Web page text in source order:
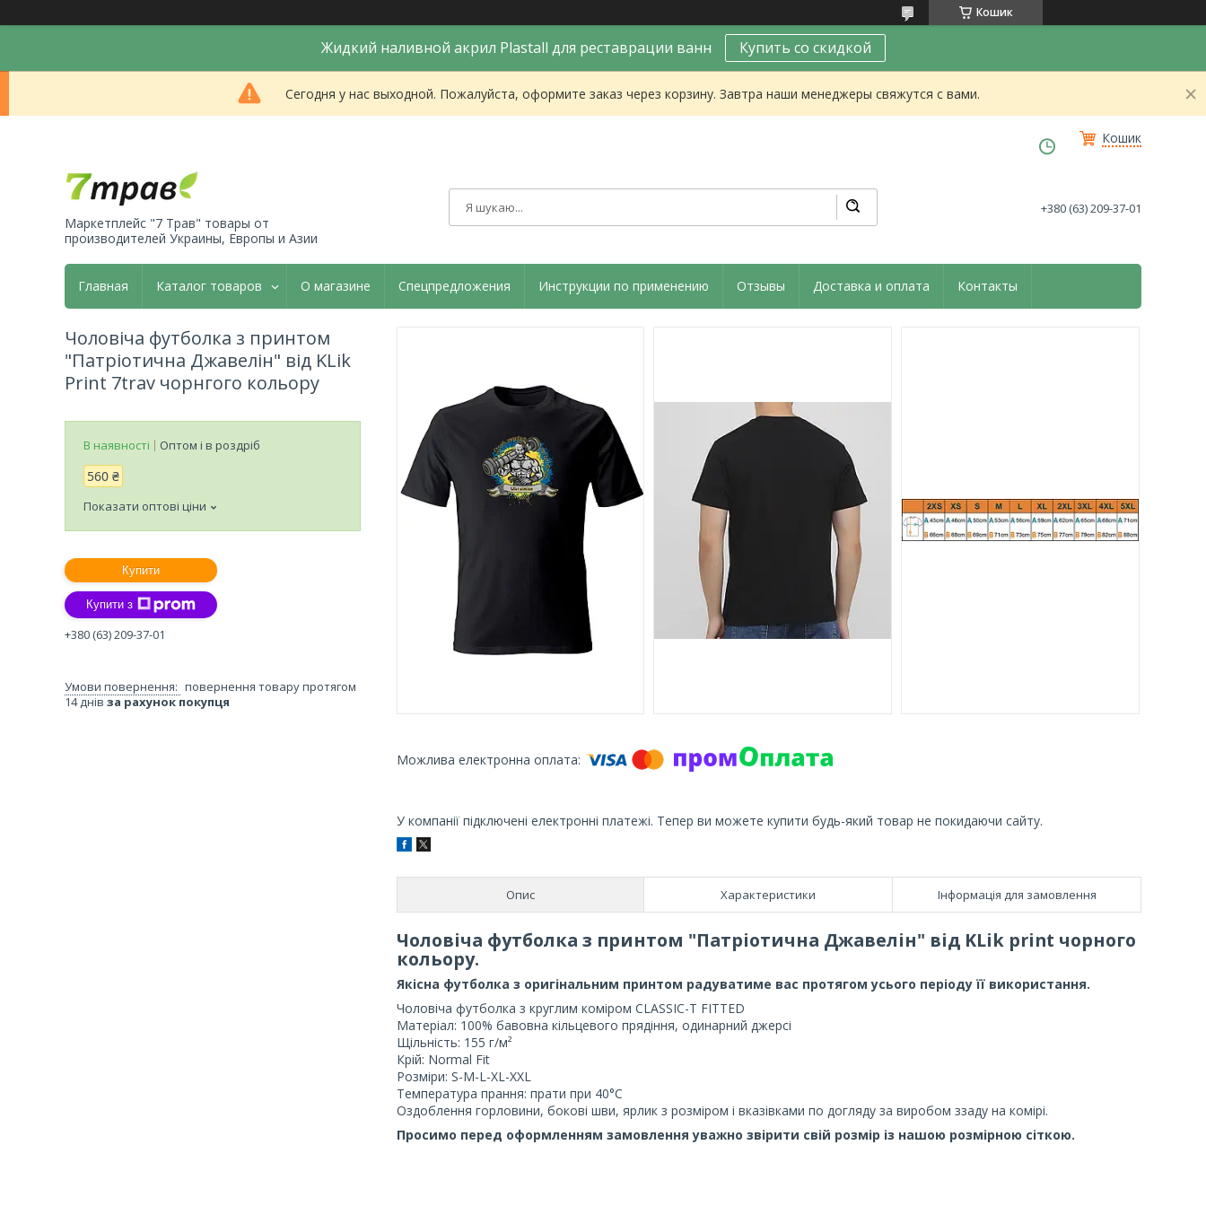
Кошик
Жидкий наливной акрил Plastall для реставрации ванн Купить со скидкой
Сегодня у нас выходной. Пожалуйста, оформите заказ через корзину. Завтра наши менеджеры свяжутся с вами.
Кошик
Маркетплейс "7 Трав" товары от
производителей Украины, Европы и Азии
+380 (63) 209-37-01
Главная Каталог товаров О магазине Спецпредложения Инструкции по применению Отзывы Доставка и оплата Контакты
У компанії підключені електронні платежі. Тепер ви можете купити будь-який товар не покидаючи сайту.
Опис Характеристики Інформація для замовлення
Чоловіча футболка з принтом "Патріотична Джавелін" від KLik print чорного
кольору.
Якісна футболка з оригінальним принтом радуватиме вас протягом усього періоду її використання.
Чоловіча футболка з круглим коміром CLASSIC-T FITTED
Матеріал: 100% бавовна кільцевого прядіння, одинарний джерсі
Щільність: 155 г/м²
Крій: Normal Fit
Розміри: S-M-L-XL-XXL
Температура прання: прати при 40°C
Оздоблення горловини, бокові шви, ярлик з розміром і вказівками по догляду за виробом ззаду на комірі.
Просимо перед оформленням замовлення уважно звірити свій розмір із нашою розмірною сіткою.
Чоловіча футболка з принтом
"Патріотична Джавелін" від KLik
Print 7trav чорнгого кольору
В наявності Оптом і в роздріб
560 ₴
Показати оптові ціни
Купити
Купити з
+380 (63) 209-37-01
повернення товару протягом
14 днів за рахунок покупця